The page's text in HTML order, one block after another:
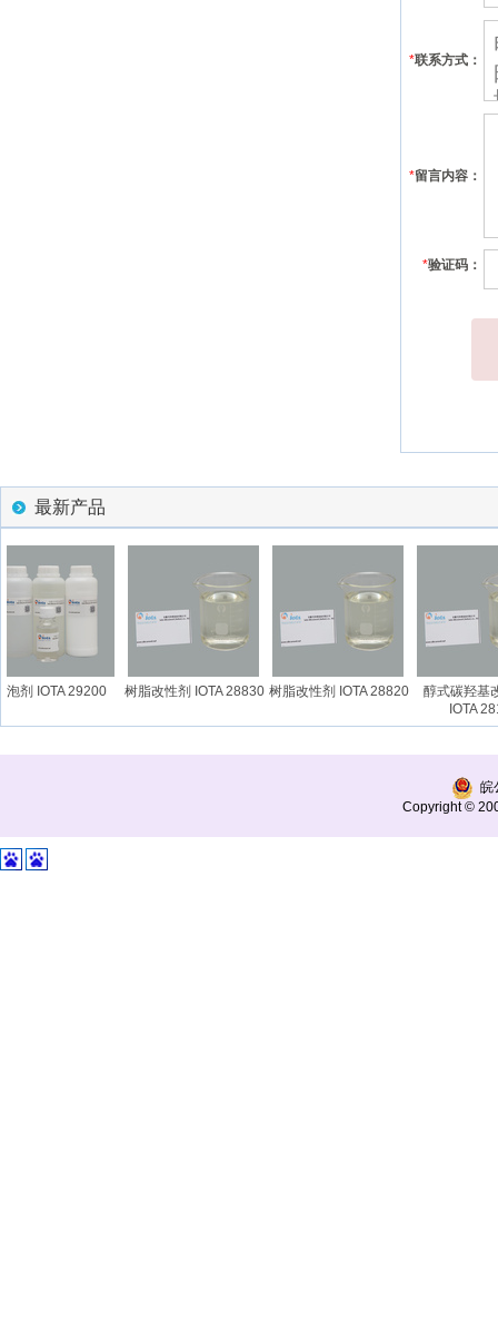
*联系方式：
*留言内容：
*验证码：
最新产品
剂 IOTA 29200 树脂改性剂 IOTA 28830 树脂改性剂 IOTA 28820
醇式碳羟基
IOTA
皖
Copyright ©